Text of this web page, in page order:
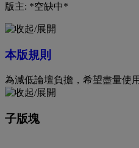
版主: *空缺中*
本版規則
為減低論壇負擔，希望盡量使
子版塊